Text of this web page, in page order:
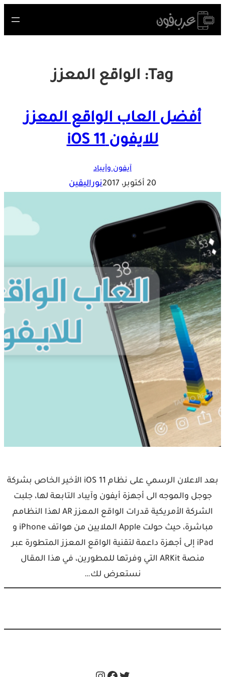
Skip
to
Tag: الواقع المعزز
أفضل العاب الواقع المعزز
للايفون iOS 11
آيفون وآيباد
20 أكتوبر، 2017 نوراليقين
بعد الاعلان الرسمي على نظام iOS 11 الأخير الخاص بشركة
جوجل والموجه الى أجهزة أيفون وآيباد التابعة لها، جلبت
الشركة الأمريكية قدرات الواقع المعزز AR لهذا النظامم
مباشرة، حيث حولت Apple الملايين من هواتف iPhone و
iPad إلى أجهزة داعمة لتقنية الواقع المعزز المتطورة عبر
منصة ARKit التي وفرتها للمطورين، في هذا المقال
نستعرض لك…